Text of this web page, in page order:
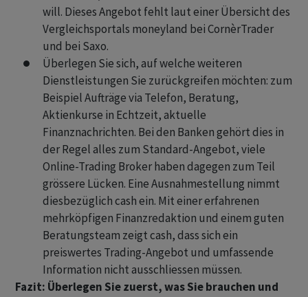
will. Dieses Angebot fehlt laut einer Übersicht des
Vergleichsportals moneyland bei CornèrTrader
und bei Saxo.
Überlegen Sie sich, auf welche weiteren
Dienstleistungen Sie zurückgreifen möchten: zum
Beispiel Aufträge via Telefon, Beratung,
Aktienkurse in Echtzeit, aktuelle
Finanznachrichten. Bei den Banken gehört dies in
der Regel alles zum Standard-Angebot, viele
Online-Trading Broker haben dagegen zum Teil
grössere Lücken. Eine Ausnahmestellung nimmt
diesbezüglich cash ein. Mit einer erfahrenen
mehrköpfigen Finanzredaktion und einem guten
Beratungsteam zeigt cash, dass sich ein
preiswertes Trading-Angebot und umfassende
Information nicht ausschliessen müssen.
Fazit: Überlegen Sie zuerst, was Sie brauchen und